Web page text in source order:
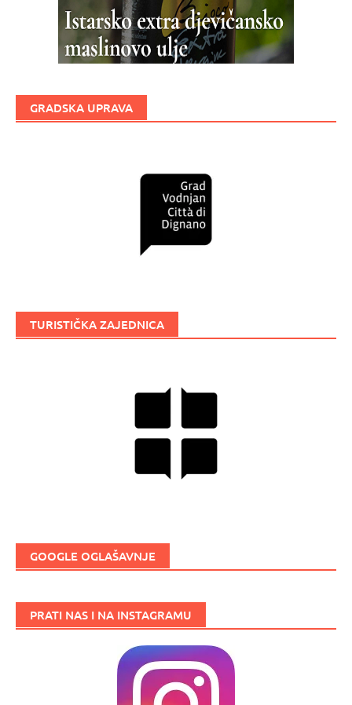
GRADSKA UPRAVA
TURISTIČKA ZAJEDNICA
GOOGLE OGLAŠAVNJE
PRATI NAS I NA INSTAGRAMU